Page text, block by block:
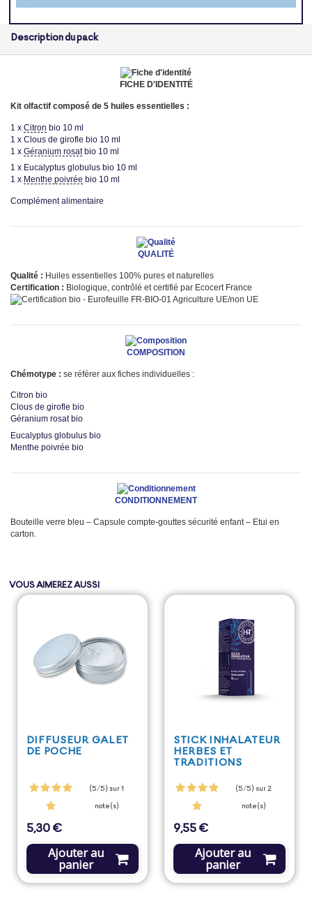
Description du pack
FICHE D'IDENTITÉ
Kit olfactif composé de 5 huiles essentielles :
1 x Citron bio 10 ml
1 x Clous de girofle bio 10 ml
1 x Géranium rosatbio 10 ml
1 x Eucalyptus globulus bio 10 ml
1 x Menthe poivrée bio 10 ml
Complément alimentaire
QUALITÉ
Qualité : Huiles essentielles 100% pures et naturelles
Certification : Biologique, contrôlé et certifié par Ecocert France
FR-BIO-01 Agriculture UE/non UE
COMPOSITION
Chémotype : se référer aux fiches individuelles :
Citron bio
Clous de girofle bio
Géranium rosat bio
Eucalyptus globulus bio
Menthe poivrée bio
CONDITIONNEMENT
Bouteille verre bleu – Capsule compte-gouttes sécurité enfant – Etui en
carton.
VOUS AIMEREZ AUSSI
DIFFUSEUR GALET
DE POCHE
(5/5) sur 1
note(s)
Prix
5,30 €
Ajouter au
panier
STICK INHALATEUR
HERBES ET
TRADITIONS
(5/5) sur 2
note(s)
Prix
9,55 €
Ajouter au
panier